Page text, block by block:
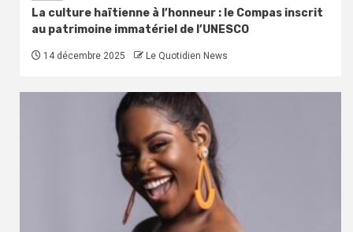
La culture haïtienne à l’honneur : le Compas inscrit
au patrimoine immatériel de l’UNESCO
14 décembre 2025 Le Quotidien News